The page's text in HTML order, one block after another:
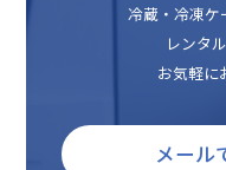
冷蔵・冷凍ケ
レンタ
お気軽に
メール